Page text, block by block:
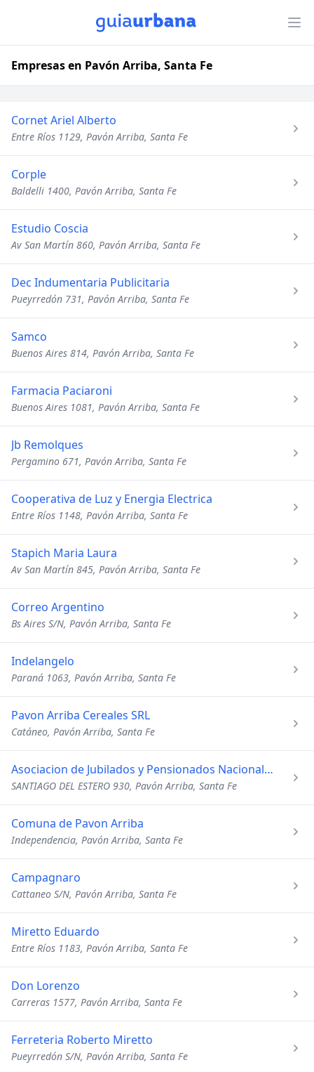
Empresas en Pavón Arriba, Santa Fe
Cornet Ariel Alberto
Entre Ríos 1129, Pavón Arriba, Santa Fe
Corple
Baldelli 1400, Pavón Arriba, Santa Fe
Estudio Coscia
Av San Martín 860, Pavón Arriba, Santa Fe
Dec Indumentaria Publicitaria
Pueyrredón 731, Pavón Arriba, Santa Fe
Samco
Buenos Aires 814, Pavón Arriba, Santa Fe
Farmacia Paciaroni
Buenos Aires 1081, Pavón Arriba, Santa Fe
Jb Remolques
Pergamino 671, Pavón Arriba, Santa Fe
Cooperativa de Luz y Energia Electrica
Entre Ríos 1148, Pavón Arriba, Santa Fe
Stapich Maria Laura
Av San Martín 845, Pavón Arriba, Santa Fe
Correo Argentino
Bs Aires S/N, Pavón Arriba, Santa Fe
Indelangelo
Paraná 1063, Pavón Arriba, Santa Fe
Pavon Arriba Cereales SRL
Catáneo, Pavón Arriba, Santa Fe
Asociacion de Jubilados y Pensionados Nacionales
SANTIAGO DEL ESTERO 930, Pavón Arriba, Santa Fe
Comuna de Pavon Arriba
Independencia, Pavón Arriba, Santa Fe
Campagnaro
Cattaneo S/N, Pavón Arriba, Santa Fe
Miretto Eduardo
Entre Ríos 1183, Pavón Arriba, Santa Fe
Don Lorenzo
Carreras 1577, Pavón Arriba, Santa Fe
Ferreteria Roberto Miretto
Pueyrredón S/N, Pavón Arriba, Santa Fe